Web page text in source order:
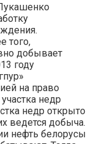
того,
добывает
году
на право
недр
недр открыто
ведется добыча.
нефть белорусы